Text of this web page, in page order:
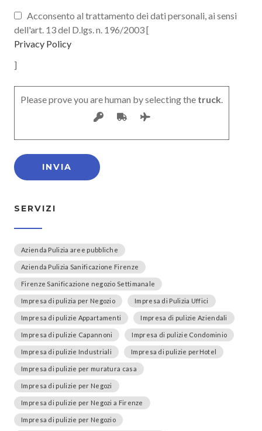
Acconsento al trattamento dei dati personali, ai sensi
dell'art. 13 del D.lgs. n. 196/2003 [
Privacy Policy
]
Please prove you are human by selecting the truck
SERVIZI
Azienda Pulizia aree pubbliche
Azienda Pulizia Sanificazione Firenze
Firenze Sanificazione negozio Settimanale
Impresa di pulizia per Negozio Impresa di Pulizia Uffici
Impresa di pulizie Appartamenti Impresa di pulizie Aziendali
Impresa di pulizie Capannoni Impresa di pulizie Condominio
Impresa di pulizie Industriali Impresa di pulizie perHotel
Impresa di pulizie per muratura casa
Impresa di pulizie per Negozi
Impresa di pulizie per Negozi a Firenze
Impresa di pulizie per Negozio